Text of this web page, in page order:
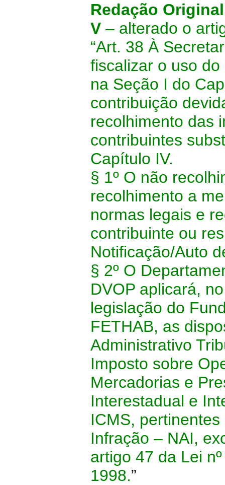
Redação Original
V – alterado o
“Art. 38 À
fiscalizar o uso
na Seção I do
contribuição
recolhimento das
contribuintes
Capítulo IV.
§ 1º O não
recolhimento a
normas legais e
contribuinte ou
Notificação/Auto
§ 2º O
DVOP aplicará,
legislação do
FETHAB, as
Administrativo
Imposto sobre
Mercadorias e
Interestadual e
ICMS,
Infração – NAI,
artigo 47 da Lei
1998.”